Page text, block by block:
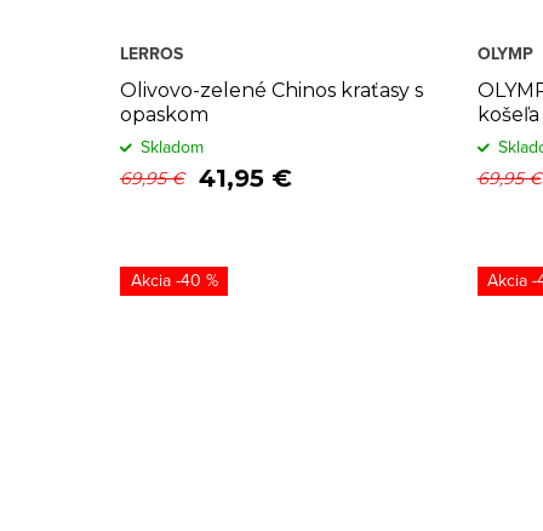
Olivovo-zelené Chinos kraťasy s
opaskom
LERROS
69,95 € 41,95 €
Skladom
bielej
OLYMP
69,95 €
-40 % -